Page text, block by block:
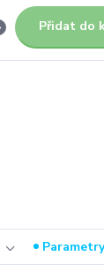
Přidat do
Parametry